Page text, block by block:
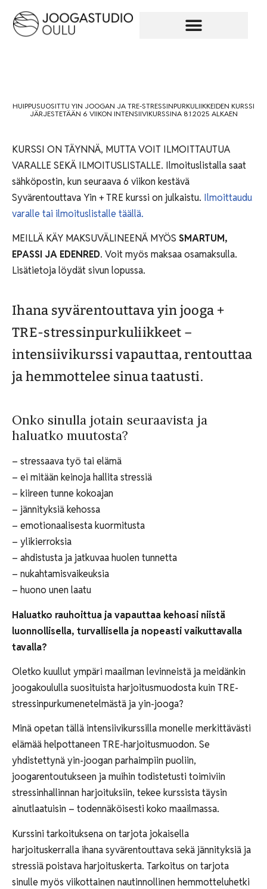
HUIPPUSUOSITTU YIN JOOGAN JA TRE-STRESSINPURKULIIKKEIDEN KURSSI
JÄRJESTETÄÄN 6 VIIKON INTENSIIVIKURSSINA 8.1.2025 ALKAEN
KURSSI ON TÄYNNÄ, MUTTA VOIT ILMOITTAUTUA
VARALLE SEKÄ ILMOITUSLISTALLE. Ilmoituslistalla saat
sähköpostin, kun seuraava 6 viikon kestävä
Syvärentouttava Yin + TRE kurssi on julkaistu. Ilmoittaudu
varalle tai ilmoituslistalle täällä.
MEILLÄ KÄY MAKSUVÄLINEENÄ MYÖS SMARTUM,
EPASSI JA EDENRED. Voit myös maksaa osamaksulla.
Lisätietoja löydät sivun lopussa.
Ihana syvärentouttava yin jooga +
TRE-stressinpurkuliikkeet –
intensiivikurssi vapauttaa, rentouttaa
ja hemmottelee sinua taatusti.
Onko sinulla jotain seuraavista ja
haluatko muutosta?
– stressaava työ tai elämä
– ei mitään keinoja hallita stressiä
– kiireen tunne kokoajan
– jännityksiä kehossa
– emotionaalisesta kuormitusta
– ylikierroksia
– ahdistusta ja jatkuvaa huolen tunnetta
– nukahtamisvaikeuksia
– huono unen laatu
Haluatko rauhoittua ja vapauttaa kehoasi niistä
luonnollisella, turvallisella ja nopeasti vaikuttavalla
tavalla?
Oletko kuullut ympäri maailman levinneistä ja meidänkin
joogakoululla suosituista harjoitusmuodosta kuin TRE-
stressinpurkumenetelmästä ja yin-jooga?
Minä opetan tällä intensiivikurssilla monelle merkittävästi
elämää helpottaneen TRE-harjoitusmuodon. Se
yhdistettynä yin-joogan parhaimpiin puoliin,
joogarentoutukseen ja muihin todistetusti toimiviin
stressinhallinnan harjoituksiin, tekee kurssista täysin
ainutlaatuisin – todennäköisesti koko maailmassa.
Kurssini tarkoituksena on tarjota jokaisella
harjoituskerralla ihana syvärentouttava sekä jännityksiä ja
stressiä poistava harjoituskerta. Tarkoitus on tarjota
sinulle myös viikottainen nautinnollinen hemmotteluhetki